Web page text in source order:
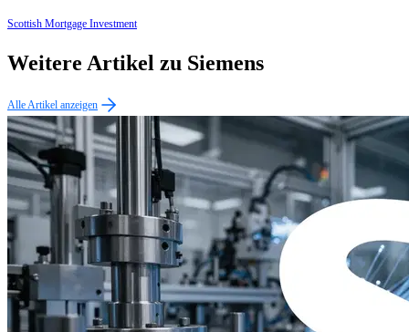
Scottish Mortgage Investment
Weitere Artikel zu Siemens
Alle Artikel anzeigen